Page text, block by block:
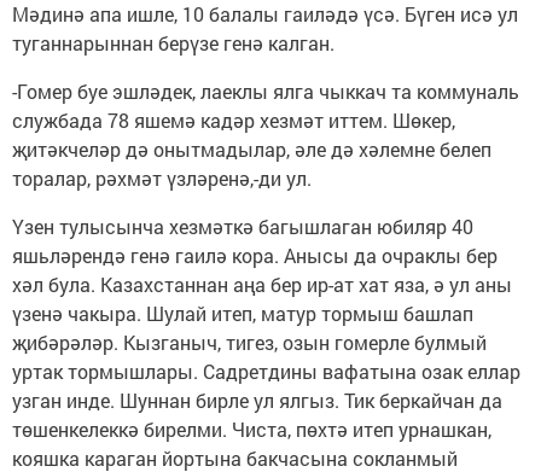
Мәдинә апа ишле, 10 балалы гаиләдә үсә. Бүген исә ул
туганнарыннан берүзе генә калган.
-Гомер буе эшләдек, лаеклы ялга чыккач та коммуналь
службада 78 яшемә кадәр хезмәт иттем. Шөкер,
җитәкчеләр дә онытмадылар, әле дә хәлемне белеп
торалар, рәхмәт үзләренә,-ди ул.
Үзен тулысынча хезмәткә багышлаган юбиляр 40
яшьләрендә генә гаилә кора. Анысы да очраклы бер
хәл була. Казахстаннан аңа бер ир-ат хат яза, ә ул аны
үзенә чакыра. Шулай итеп, матур тормыш башлап
җибәрәләр. Кызганыч, тигез, озын гомерле булмый
уртак тормышлары. Садретдины вафатына озак еллар
узган инде. Шуннан бирле ул ялгыз. Тик беркайчан да
төшенкелеккә бирелми. Чиста, пөхтә итеп урнашкан,
кояшка караган йортына бакчасына сокланмый